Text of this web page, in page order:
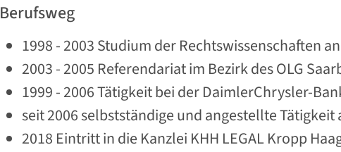
Berufsweg
1998 - 2003 Studium der Rechtswissenschaften
2003 - 2005 Referendariat im Bezirk des OLG
1999 - 2006 Tätigkeit bei der DaimlerChrysler-
seit 2006 selbstständige und angestellte
2018 Eintritt in die Kanzlei KHH LEGAL Kropp